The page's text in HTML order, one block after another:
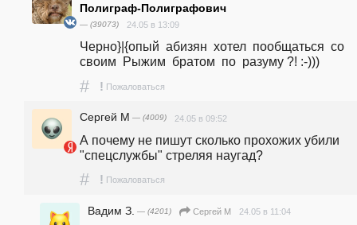
Полиграф-Полиграфович
— (39073) 24.05 в 13:09
Черно}|{опый  абизян  хотел  пообщаться  со
своим  Рыжим  братом  по  разуму ?! :-)))
# ! Пожаловаться
Сергей М — (4009) 24.05 в 09:52
А почему не пишут сколько прохожих убили
"спецслужбы" стреляя наугад?
# ! Пожаловаться
Вадим З. — (4201) Сергей М 24.05 в 11:04